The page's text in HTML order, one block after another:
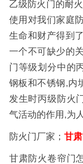
乙级防火门的耐
使用对我们家庭
生命和财产得到
一个不可缺少的
门等级划分中的
钢板和不锈钢,内
发生时丙级防火
气活动的作用,为
防火门厂家； 甘
甘肃防火卷帘门